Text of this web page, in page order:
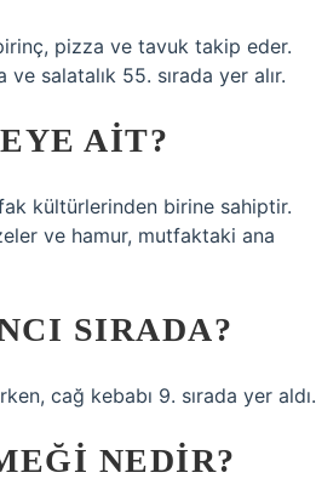
pizza ve tavuk takip eder.
salatalık 55. sırada yer alır.
AIT?
kültürlerinden birine sahiptir.
ve hamur, mutfaktaki ana
SIRADA?
cağ kebabı 9. sırada yer aldı.
NEDIR?